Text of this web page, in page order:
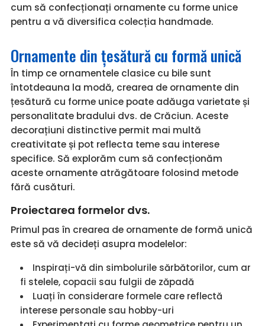
cum să confecționați ornamente cu forme unice
pentru a vă diversifica colecția handmade.
Ornamente din țesătură cu formă unică
În timp ce ornamentele clasice cu bile sunt
întotdeauna la modă, crearea de ornamente din
țesătură cu forme unice poate adăuga varietate și
personalitate bradului dvs. de Crăciun. Aceste
decorațiuni distinctive permit mai multă
creativitate și pot reflecta teme sau interese
specifice. Să explorăm cum să confecționăm
aceste ornamente atrăgătoare folosind metode
fără cusături.
Proiectarea formelor dvs.
Primul pas în crearea de ornamente de formă unică
este să vă decideți asupra modelelor:
Inspirați-vă din simbolurile sărbătorilor, cum ar
fi stelele, copacii sau fulgii de zăpadă
Luați în considerare formele care reflectă
interese personale sau hobby-uri